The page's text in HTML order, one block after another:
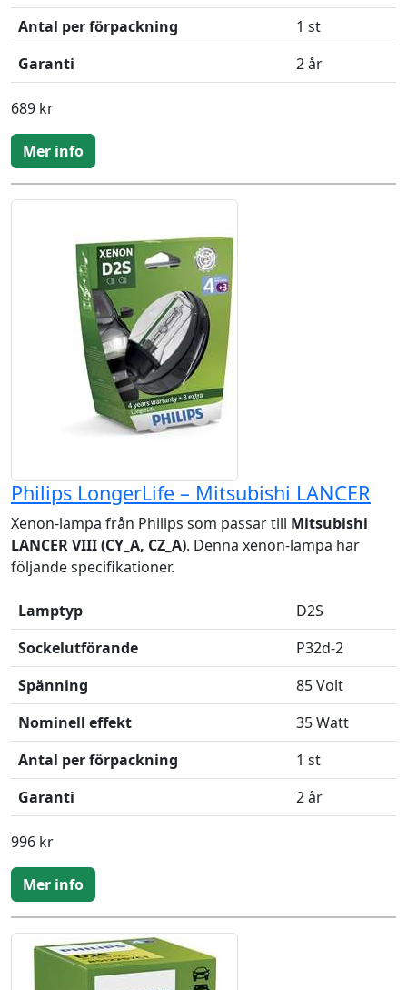
Antal per förpackning
1 st
Garanti
2 år
689 kr
Mer info
Philips LongerLife – Mitsubishi LANCER
Xenon-lampa från Philips som passar till Mitsubishi
LANCER VIII (CY_A, CZ_A). Denna xenon-lampa har
följande specifikationer.
Lamptyp
D2S
Sockelutförande
P32d-2
Spänning
85 Volt
Nominell effekt
35 Watt
Antal per förpackning
1 st
Garanti
2 år
996 kr
Mer info